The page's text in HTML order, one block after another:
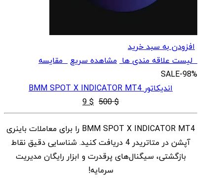
افزودن به سبد خرید
لیست علاقه مندی ها مشاهده سریعمقایسه
SALE-98%
اندیکاتور BMM SPOT X INDICATOR MT4
$
500
قیمت
اصلی
$ 500
بود.
$
9 قیمت
فعلی
$ 9
است.
BMM SPOT X INDICATOR MT4 را برای معاملات باینری
آپشن در متاتریدر 4 دریافت کنید. شناسایی دقیق نقاط
بازگشتی، سیگنال‌های پرقدرت و ابزار رایگان مدیریت
سرمایه!